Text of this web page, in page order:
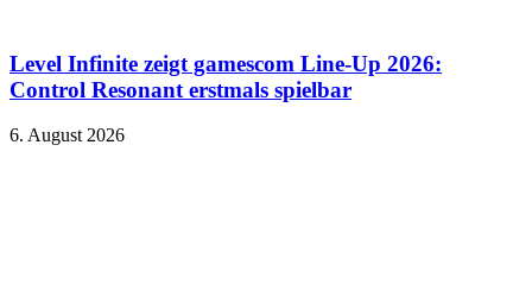
Level Infinite zeigt gamescom Line-Up 2026:
Control Resonant erstmals spielbar
6. August 2026